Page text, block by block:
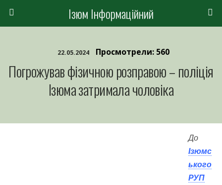
Ізюм Інформаційний
22.05.2024 Просмотрели: 560
Погрожував фізичною розправою – поліція
Ізюма затримала чоловіка
До
Ізюмс
ького
РУП